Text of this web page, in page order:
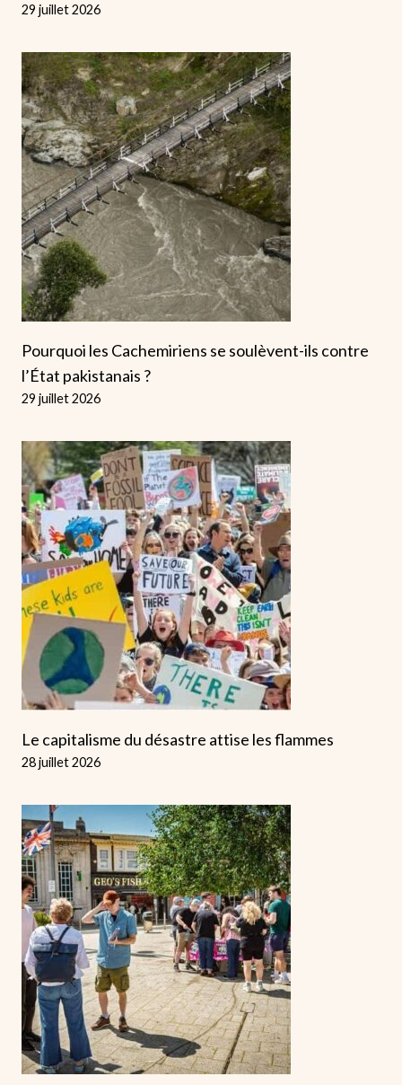
29 juillet 2026
Pourquoi les Cachemiriens se soulèvent-ils contre
l’État pakistanais ?
29 juillet 2026
Le capitalisme du désastre attise les flammes
28 juillet 2026